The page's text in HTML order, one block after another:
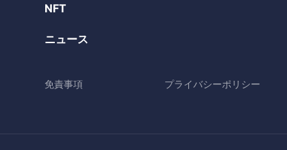
NFT
ニュース
免責事項 プライバシーポリシー